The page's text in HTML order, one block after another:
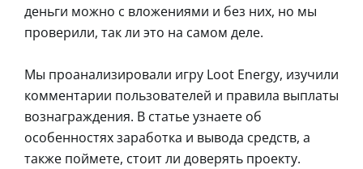
деньги можно с вложениями и без них, но мы
проверили, так ли это на самом деле.
Мы проанализировали игру Loot Energy, изучили
комментарии пользователей и правила выплаты
вознаграждения. В статье узнаете об
особенностях заработка и вывода средств, а
также поймете, стоит ли доверять проекту.